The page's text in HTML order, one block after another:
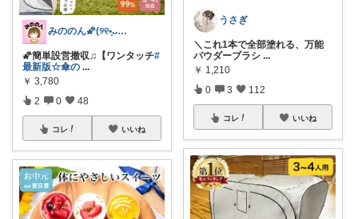
みののん🌠(୨୧•͈ᴗ•͈)感謝♡
🌠簡単設営撤収♫【ワンタッチ#
最新版☆傘の ...
￥ 3,780
2 0 48
コレ いいね
うさぎ‪
＼これ1本で全部塗れる、万能
パウダーブラシ ...
￥ 1,210
0 3 112
コレ いいね